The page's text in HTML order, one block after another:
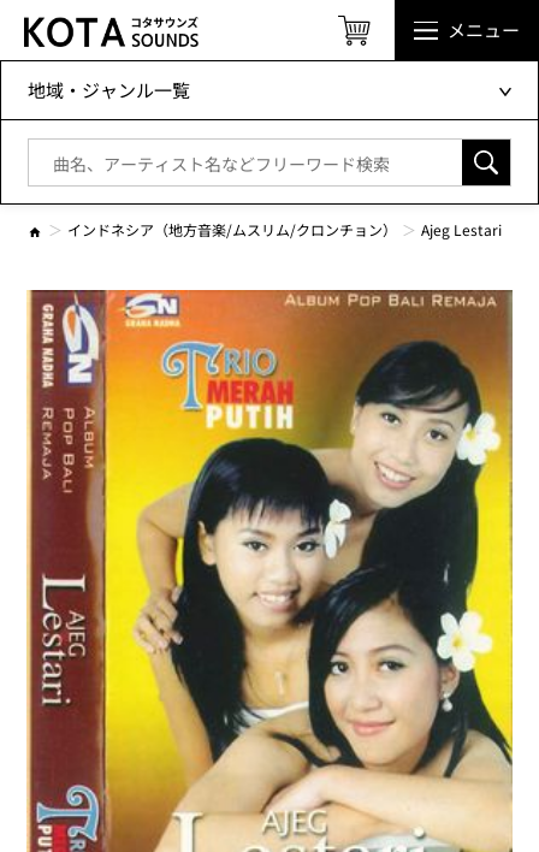
地域・ジャンル一覧
メニュー
インドネシア（地方音楽/ムスリム/クロンチョン） Ajeg Lestari